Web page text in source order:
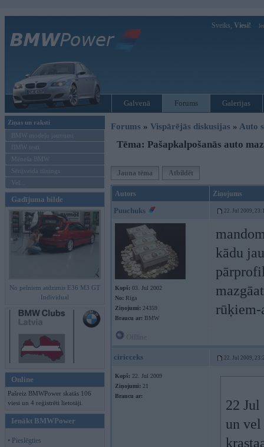
Sveiks, Viesi!
Galvenā Forums Galerijas
Ziņas un raksti
BMW modeļu jaunumi
BMW testi
Mēneša BMW
Sērijveida tūnings
Vel...
Gadījuma bilde
No pelniem atdzimis E36 M3 GT
Individual
Online
Pašreiz BMWPower skatās 106
viesi un 4 reģistrēti lietotāji.
Ienākt BMWPower
• Pieslēgties
Forums » Vispārējās diskusijas » Auto
Tēma: Pašapkalpošanās auto
Jauna tēma Atbildēt
Autors Ziņojums
Puuchuks 22. Jul 2009,
Kopš: 03. Jul 2002
No: Rīga
Ziņojumi: 24359
Braucu ar: BMW
kādu
ciricceks 22. Jul 2009,
Kopš: 22. Jul 2009
Ziņojumi: 21
Braucu ar:
22 Jul
un vel